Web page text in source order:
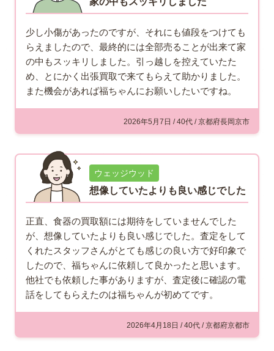
少し小傷があったのですが、それにも値段をつけても
らえましたので、最終的には全部売ることが出来て家
の中もスッキリしました。引っ越しを控えていたた
め、とにかく出張買取で来てもらえて助かりました。
また機会があれば福ちゃんにお願いしたいですね。
2026年5月7日 / 40代 / 京都府長岡京市
ウェッジウッド
想像していたよりも良い感じでした
正直、食器の買取額には期待をしていませんでした
が、想像していたよりも良い感じでした。査定をして
くれたスタッフさんがとても感じの良い方で好印象で
したので、福ちゃんに依頼して良かったと思います。
他社でも依頼した事がありますが、査定後に確認の電
話をしてもらえたのは福ちゃんが初めてです。
2026年4月18日 / 40代 / 京都府京都市